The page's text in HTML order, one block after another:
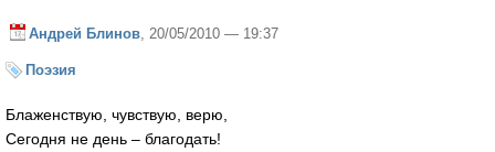
Андрей Блинов , 20/05/2010 — 19:37
Поэзия
Блаженствую, чувствую, верю,
Сегодня не день – благодать!